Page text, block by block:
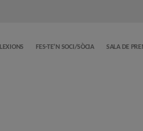
FES-TE’N SOCI/SÒCIA SALA DE